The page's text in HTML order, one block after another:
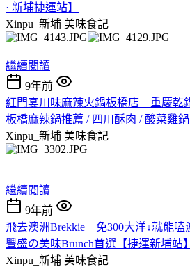
· 新埔捷運站】
Xinpu_新埔 美味食記
繼續閱讀
9年前
紅門宴川味麻辣火鍋板橋店__重慶乾
板橋麻辣鍋推薦 / 四川酥肉 / 酸菜雞鍋
Xinpu_新埔 美味食記
繼續閱讀
9年前
飛去澳洲Brekkie__免300大洋↓就能
豐盛の美味Brunch首選【捷運新埔站】
Xinpu_新埔 美味食記